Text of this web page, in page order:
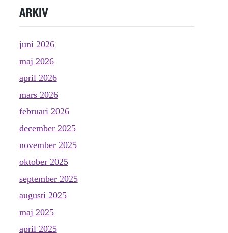
ARKIV
juni 2026
maj 2026
april 2026
mars 2026
februari 2026
december 2025
november 2025
oktober 2025
september 2025
augusti 2025
maj 2025
april 2025